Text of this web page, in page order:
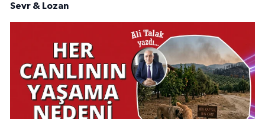
Sevr & Lozan